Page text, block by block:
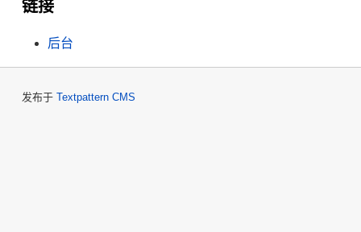
链接
后台
发布于 Textpattern CMS